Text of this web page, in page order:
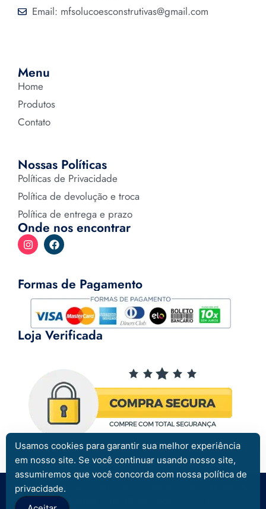
Email: mfsolucoesconstrutivas@gmail.com
Menu
Home
Produtos
Contato
Nossas Políticas
Políticas de Privacidade
Política de devolução e troca
Política de entrega e prazo
Onde nos encontrar
Formas de Pagamento
Loja Verificada
Av. Santa Catarina nº 720 centro Camboriú – SC. MF Soluções
Construtivas CNPJ 40.557.295/0001 – 16
Usamos cookies para garantir sua melhor experiência
em nosso site. Se você continuar usando nosso site,
assumiremos que você concorda com nossa política de
privacidade.